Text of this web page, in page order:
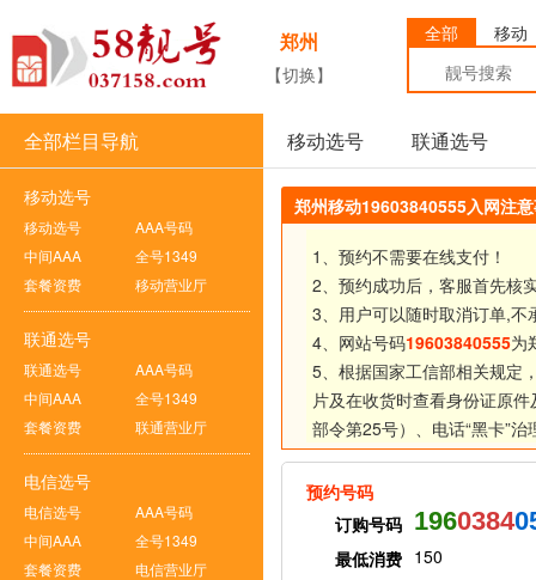
郑州
【切换】
全部 移动
全部栏目导航 移动选号 联通选号
移动选号
移动选号
AAA号码
中间AAA
全号1349
套餐资费
移动营业厅
联通选号
联通选号
AAA号码
中间AAA
全号1349
套餐资费
联通营业厅
电信选号
电信选号
AAA号码
中间AAA
全号1349
套餐资费
电信营业厅
郑州移动19603840555入网注
1、预约不需要在线支付！
2、预约成功后，客服首先核
3、用户可以随时取消订单,不
4、网站号码19603840555为
5、根据国家工信部相关规定
片及在收货时查看身份证原
部令第25号）、 电话“黑卡”
预约号码
订购号码 1960384
最低消费 150